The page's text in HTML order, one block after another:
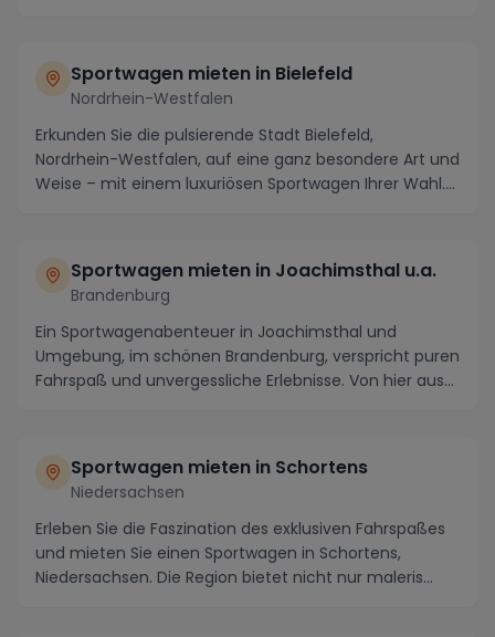
Sportwagen mieten in Bielefeld
Nordrhein-Westfalen
Erkunden Sie die pulsierende Stadt Bielefeld,
Nordrhein-Westfalen, auf eine ganz besondere Art und
Weise – mit einem luxuriösen Sportwagen Ihrer Wahl....
Sportwagen mieten in Joachimsthal u.a.
Brandenburg
Ein Sportwagenabenteuer in Joachimsthal und
Umgebung, im schönen Brandenburg, verspricht puren
Fahrspaß und unvergessliche Erlebnisse. Von hier aus
Sportwagen mieten in Schortens
Niedersachsen
Erleben Sie die Faszination des exklusiven Fahrspaßes
und mieten Sie einen Sportwagen in Schortens,
Niedersachsen. Die Region bietet nicht nur maleris...